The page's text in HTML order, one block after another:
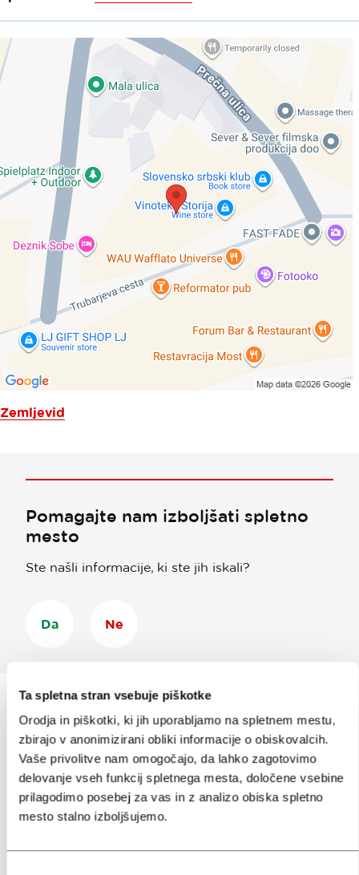
Ta spletna stran vsebuje piškotke
Orodja in piškotki, ki jih uporabljamo na spletnem mestu,
zbirajo v anonimizirani obliki informacije o obiskovalcih.
Vaše privolitve nam omogočajo, da lahko zagotovimo
delovanje vseh funkcij spletnega mesta, določene vsebine
prilagodimo posebej za vas in z analizo obiska spletno
mesto stalno izboljšujemo.
Zemljevid
Pomagajte nam izboljšati spletno
mesto
Ste našli informacije, ki ste jih iskali?
Da Ne
Prijavi se nae-novice
Ali nam sledi na: